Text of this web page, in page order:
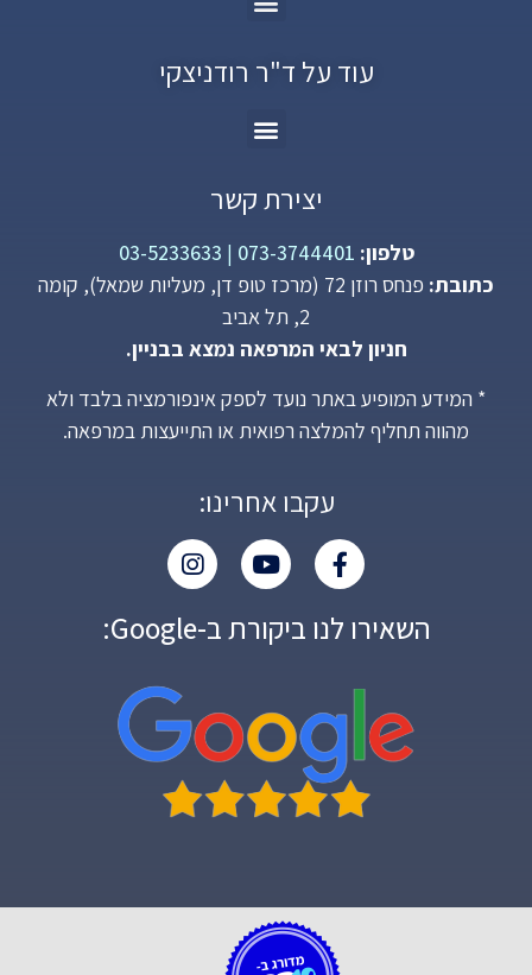
עוד על ד"ר רודניצקי
יצירת קשר
טלפון: 073-3744401
|
03-5233633
כתובת:
פנחס רוזן 72 (מרכז טופ דן, מעליות שמאל), קומה
2, תל אביב
חניון לבאי המרפאה נמצא בבניין.
* המידע המופיע באתר נועד לספק אינפורמציה בלבד ולא
מהווה תחליף להמלצה רפואית או התייעצות במרפאה.
עקבו אחרינו:
השאירו לנו ביקורת ב-Google: